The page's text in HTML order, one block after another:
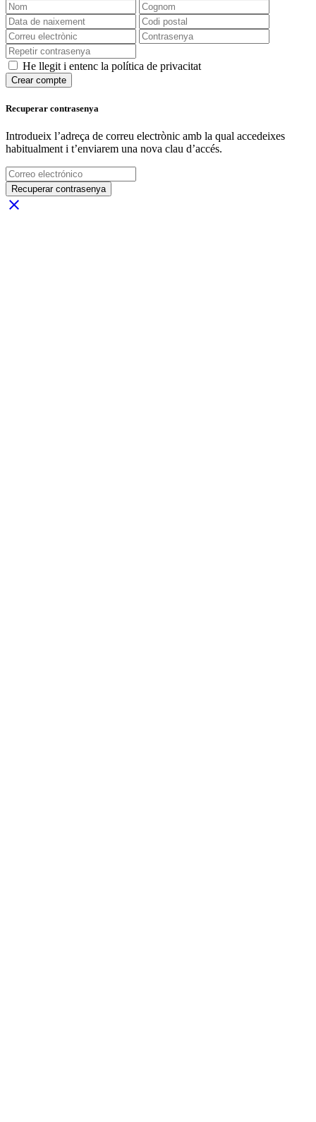
He llegit i entenc la política de privacitat
Crear compte
Recuperar contrasenya
Introdueix l’adreça de correu electrònic amb la qual accedeixes
habitualment i t’enviarem una nova clau d’accés.
Recuperar contrasenya
close